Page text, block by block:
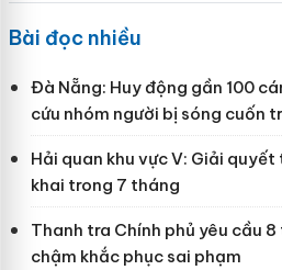
Bài đọc nhiều
Đà Nẵng: Huy động gần 100
cứu nhóm người bị sóng cuốn
Hải quan khu vực V: Giải
khai trong 7 tháng
Thanh tra Chính phủ yêu cầu
chậm khắc phục sai phạm